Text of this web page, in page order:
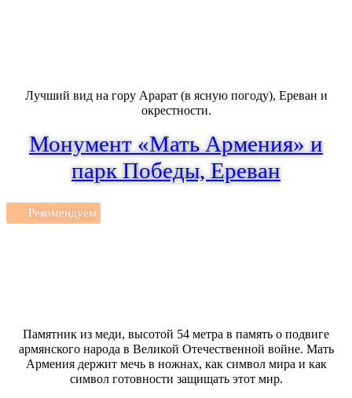
Лучший вид на гору Арарат (в ясную погоду), Ереван и
окрестности.
Монумент «Мать Армения» и
парк Победы, Ереван
Рекомендуем
Памятник из меди, высотой 54 метра в память о подвиге
армянского народа в Великой Отечественной войне. Мать
Армения держит мечь в ножнах, как символ мира и как
символ готовности защищать этот мир.